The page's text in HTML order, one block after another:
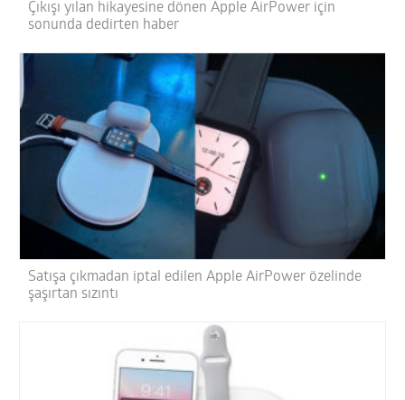
Çıkışı yılan hikayesine dönen Apple AirPower için
sonunda dedirten haber
Satışa çıkmadan iptal edilen Apple AirPower özelinde
şaşırtan sızıntı